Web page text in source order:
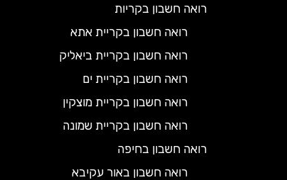
רואה חשבון בקריות
רואה חשבון בקריית אתא
רואה חשבון בקריית ביאליק
רואה חשבון בקריית ים
רואה חשבון בקריית מוצקין
רואה חשבון בקריית שמונה
רואה חשבון בחיפה
רואה חשבון באור עקיבא